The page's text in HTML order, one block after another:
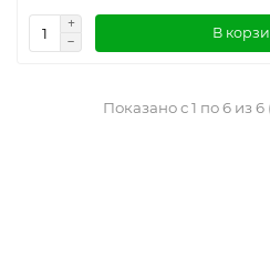
В
Показано с 1 по 6 из 6